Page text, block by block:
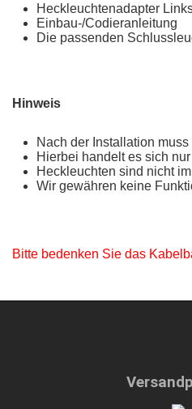
Heckleuchtenadapter
Einbau-/Codieranleitung
Die passenden
Hinweis
Nach der Installation
Hierbei handelt es sich
Heckleuchten sind nicht
Wir gewähren keine
Bitte bedenken Sie das